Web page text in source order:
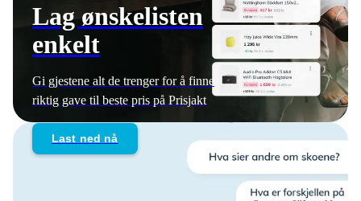
Lag ønskelisten
enkelt
Gi gjestene alt de trenger for å finne
riktig gave til beste pris på Prisjakt
Last ned nå